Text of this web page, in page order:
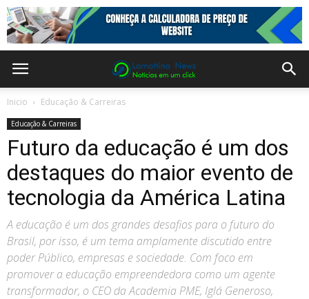
Inicio Educação & Carreiras
Educação & Carreiras
Futuro da educação é um dos
destaques do maior evento de
tecnologia da América Latina
A educação é um dos grandes desafios para o futuro do
Brasil, por isso, é um tema amplamente discutido entre
poder Público, empresas e sociedade. Com foco em
promover a educação empreendedora como um agente
transformador, o CEO da Academia PME, Iglá Generoso,